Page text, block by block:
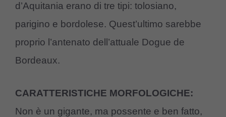
d’Aquitania erano di tre tipi: tolosiano,
parigino e bordolese. Quest’ultimo sarebbe
proprio l’antenato dell’attuale Dogue de
Bordeaux.
CARATTERISTICHE MORFOLOGICHE:
Non è un gigante, ma possente e ben fatto,